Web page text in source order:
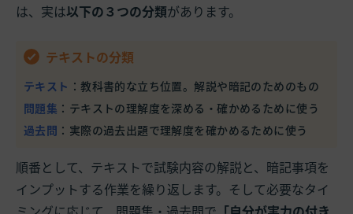
は、実は以下の３つの分類があります。
テキストの分類
テキスト ：教科書的な立ち位置。解説や暗記のためのもの
問題集 ：テキストの理解度を深める・確かめるために使う
過去問 ：実際の過去出題で理解度を確かめるために使う
順番として、テキストで試験内容の解説と、暗記事項を
インプットする作業を繰り返します。そして必要なタイ